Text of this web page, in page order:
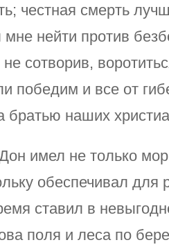
честная смерть
нейти против
сотворив,
победим и все от
братью наших
имел не только
обеспечивал для
ставил в
поля и леса по